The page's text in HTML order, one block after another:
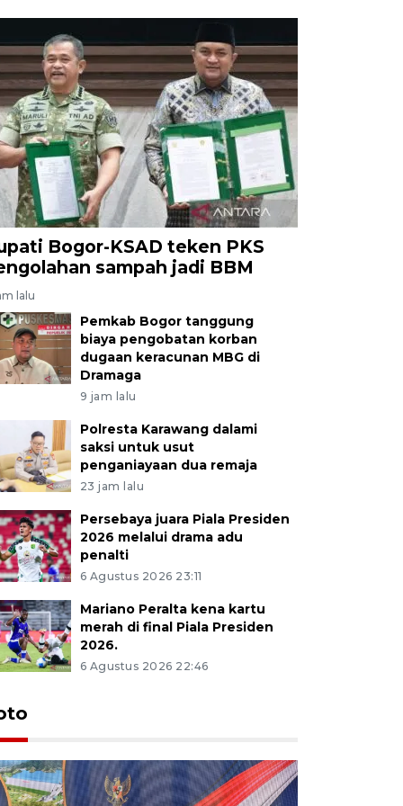
Bogor-KSAD teken PKS
sampah jadi BBM
lalu
Pemkab Bogor tanggung
biaya pengobatan korban
dugaan keracunan MBG di
Dramaga
9 jam lalu
Polresta Karawang dalami
saksi untuk usut
penganiayaan dua remaja
23 jam lalu
Persebaya juara Piala Presiden
2026 melalui drama adu
penalti
6 Agustus 2026 23:11
Mariano Peralta kena kartu
merah di final Piala Presiden
2026.
6 Agustus 2026 22:46